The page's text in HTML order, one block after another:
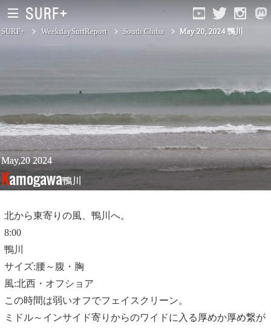
North Chiba
South Chiba
Unusually
Video Logs
SURF+ WeekdaySurfReport South Chiba May 20, 2024 鴨川
May,20 2024
Kamogawa鴨川
北から東寄りの風、鴨川へ。
8:00
鴨川
サイズ:腰～腹・胸
風:北西・オフショア
この時間は弱いオフでフェイスクリーン。
ミドル～インサイド寄りからのワイドに入る厚めか厚め繋が